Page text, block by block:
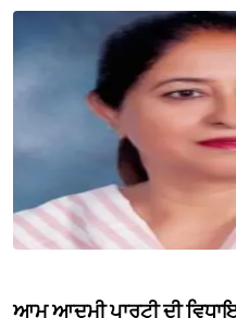
ਆਮ ਆਦਮੀ ਪਾਰਟੀ ਦੀ